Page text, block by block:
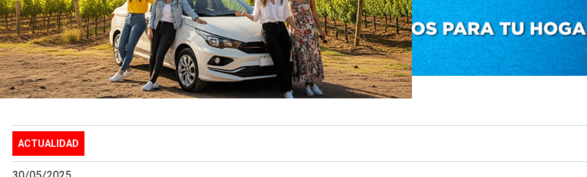
ACTUALIDAD